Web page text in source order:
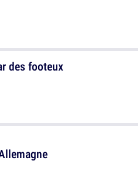
des footeux